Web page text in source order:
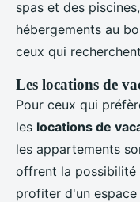
spas et des
hébergements au
ceux qui
Les locations de
Pour ceux qui
les locations de
les appartements
offrent la possibilité
profiter d'un